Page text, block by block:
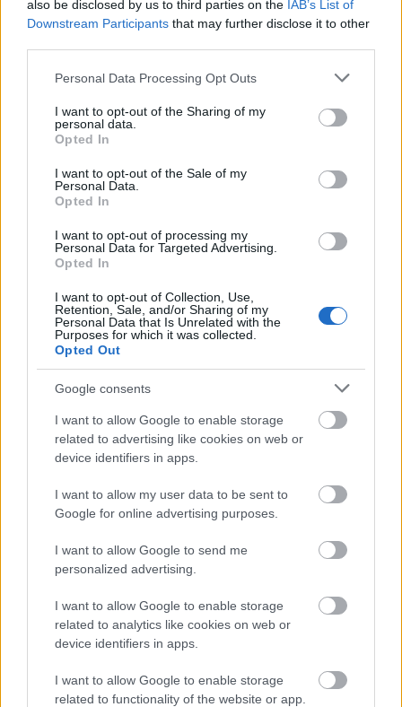
also be disclosed by us to third parties on the IAB’s List of
Downstream Participants that may further disclose it to other
Please note that this website/app uses one or more Google
not limited to your visit or usage behaviour. You may click to
grant or deny consent to Google and its third-party tags to
use your data for below specified purposes in below Google
consent section.
Personal Data Processing Opt Outs
I want to opt-out of the Sharing of my
personal data.
Opted In
I want to opt-out of the Sale of my
Personal Data.
Opted In
I want to opt-out of processing my
Personal Data for Targeted Advertising.
Opted In
I want to opt-out of Collection, Use,
Retention, Sale, and/or Sharing of my
Personal Data that Is Unrelated with the
Purposes for which it was collected.
Opted Out
Google consents
I want to allow Google to enable storage
related to advertising like cookies on web or
device identifiers in apps.
I want to allow my user data to be sent to
Google for online advertising purposes.
I want to allow Google to send me
personalized advertising.
I want to allow Google to enable storage
related to analytics like cookies on web or
device identifiers in apps.
I want to allow Google to enable storage
related to functionality of the website or app.
A csatorna a történteket követően ismételten
elnézést kért, mint mondták, öt másodperces
késleltetéssel adták az élő felvételt – mely
kiszűrni –, „de elszúrták”.
Amerika Film Média Botrány Öngyilkosság
SZEMBE MERSZ NÉZNI AZZAL, AKIVÉ
VÁLHATTÁL VOLNA?
TITKOK: ITT A SHELBY OAKS – A GONOSZ
NYOMÁBAN MAGYAR ELŐZETESE